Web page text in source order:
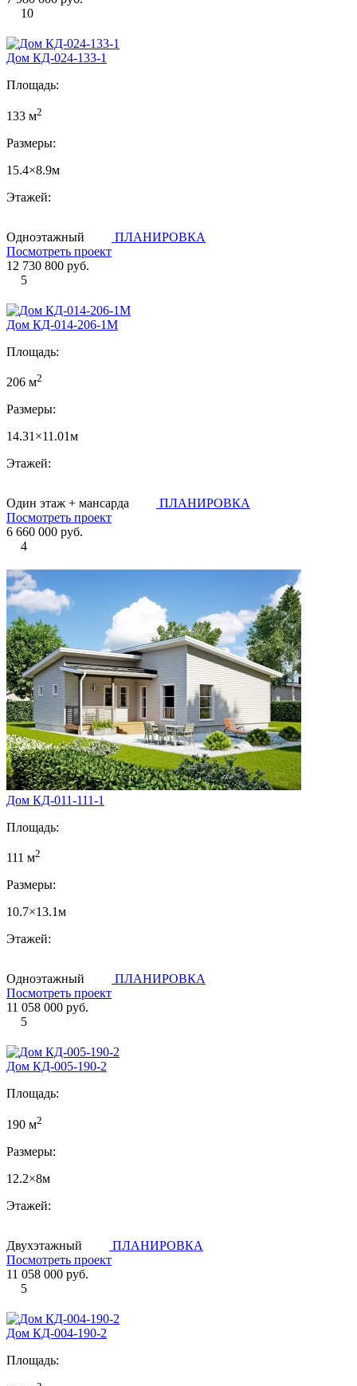
10
Дом КД-024-133-1
Площадь:
133 м2
Размеры:
15.4×8.9м
Этажей:
Одноэтажный
ПЛАНИРОВКА
Посмотреть проект
12 730 800 руб.
5
Дом КД-014-206-1М
Площадь:
206 м2
Размеры:
14.31×11.01м
Этажей:
Один этаж + мансарда
ПЛАНИРОВКА
Посмотреть проект
6 660 000 руб.
4
Дом КД-011-111-1
Площадь:
111 м2
Размеры:
10.7×13.1м
Этажей:
Одноэтажный
ПЛАНИРОВКА
Посмотреть проект
11 058 000 руб.
5
Дом КД-005-190-2
Площадь:
190 м2
Размеры:
12.2×8м
Этажей:
Двухэтажный
ПЛАНИРОВКА
Посмотреть проект
11 058 000 руб.
5
Дом КД-004-190-2
Площадь: